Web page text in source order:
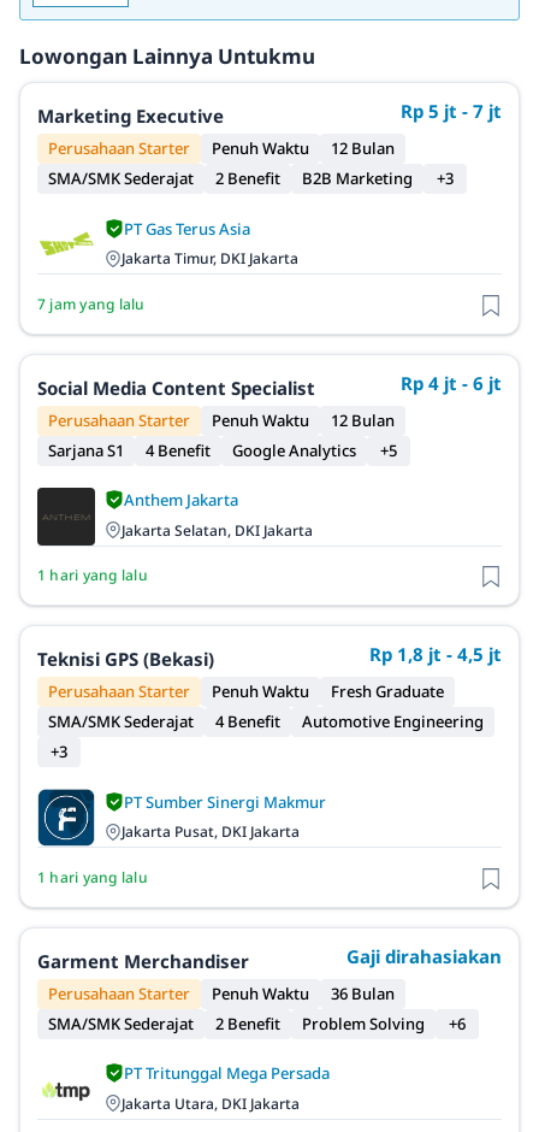
Lowongan Lainnya Untukmu
Marketing Executive Rp 5 jt - 7 jt
Perusahaan Starter Penuh Waktu
12 Bulan
SMA/SMK Sederajat
2 Benefit B2B Marketing +3
PT Gas Terus Asia
Jakarta Timur, DKI Jakarta
7 jam yang lalu
Social Media Content Specialist Rp 4 jt - 6 jt
Perusahaan Starter Penuh Waktu
12 Bulan
Sarjana S1
4 Benefit Google Analytics +5
Anthem Jakarta
Jakarta Selatan, DKI Jakarta
1 hari yang lalu
Teknisi GPS (Bekasi) Rp 1,8 jt - 4,5 jt
Perusahaan Starter Penuh Waktu
Fresh Graduate
SMA/SMK Sederajat
4 Benefit
Automotive Engineering
+3
PT Sumber Sinergi Makmur
Jakarta Pusat, DKI Jakarta
1 hari yang lalu
Garment Merchandiser Gaji dirahasiakan
Perusahaan Starter Penuh Waktu
36 Bulan
SMA/SMK Sederajat
2 Benefit Problem Solving +6
PT Tritunggal Mega Persada
Jakarta Utara, DKI Jakarta